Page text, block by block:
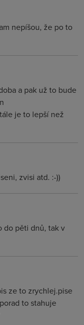
nepíšou, že po to
a pak už to bude
je to lepší než
zvisi atd. :-))
do pěti dnů, tak v
ze to zrychlej.pise
to stahuje